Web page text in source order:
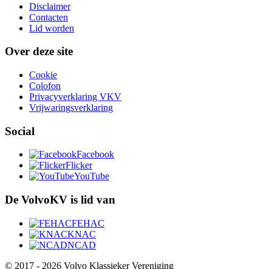
Disclaimer
Contacten
Lid worden
Over deze site
Cookie
Colofon
Privacyverklaring VKV
Vrijwaringsverklaring
Social
Facebook
Flicker
YouTube
De VolvoKV is lid van
FEHAC
KNAC
NCAD
© 2017 - 2026 Volvo Klassieker Vereniging